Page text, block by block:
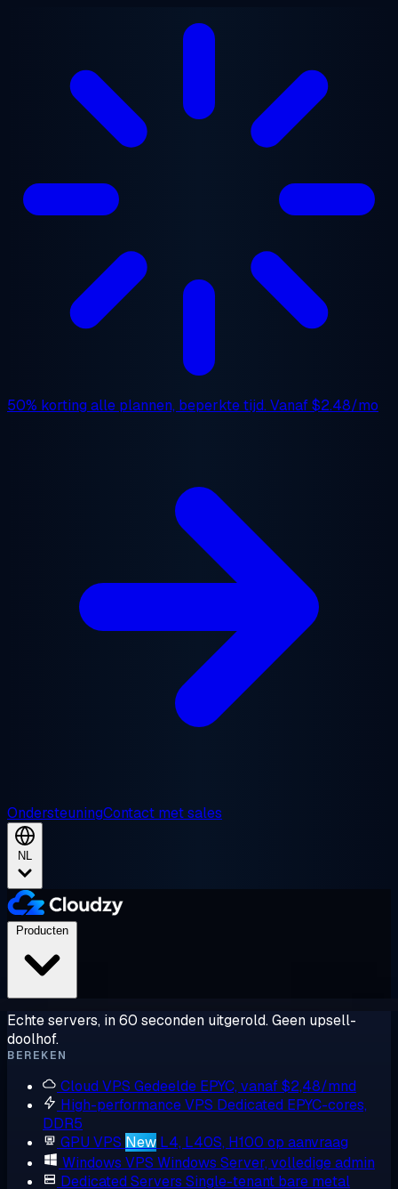
50% korting alle plannen, beperkte tijd. Vanaf$2.48/mo
OndersteuningContact met sales
NL
Echte servers, in 60 seconden uitgerold. Geen upsell-
doolhof.
BEREKEN
Cloud VPS Gedeelde EPYC, vanaf $2,48/mnd
High-performance VPS Dedicated EPYC-cores,
DDR5
GPU VPS New L4, L40S, H100 op aanvraag
Windows VPS Windows Server, volledige admin
Dedicated Servers Single-tenant bare metal